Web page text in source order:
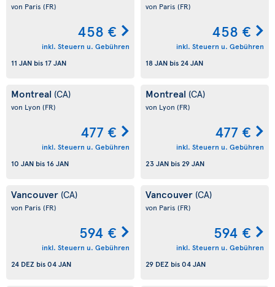
von Paris (FR)
458 €
inkl. Steuern u. Gebühren
11 JAN bis 17 JAN
von Paris (FR)
458 €
inkl. Steuern u. Gebühren
18 JAN bis24 JAN
Montreal (CA)
von Lyon (FR)
477 €
inkl. Steuern u. Gebühren
10 JAN bis 16 JAN
Montreal (CA)
von Lyon (FR)
477 €
inkl. Steuern u. Gebühren
23 JAN bis29 JAN
Vancouver (CA)
von Paris (FR)
594 €
inkl. Steuern u. Gebühren
24 DEZ bis04 JAN
Vancouver (CA)
von Paris (FR)
594 €
inkl. Steuern u. Gebühren
29 DEZ bis04 JAN